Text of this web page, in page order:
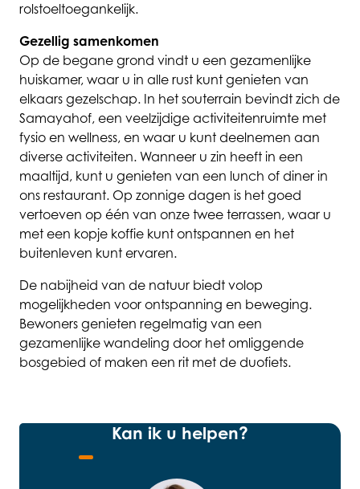
rolstoeltoegankelijk.
Gezellig samenkomen
Op de begane grond vindt u een gezamenlijke
huiskamer, waar u in alle rust kunt genieten van
elkaars gezelschap. In het souterrain bevindt zich de
Samayahof, een veelzijdige activiteitenruimte met
fysio en wellness, en waar u kunt deelnemen aan
diverse activiteiten. Wanneer u zin heeft in een
maaltijd, kunt u genieten van een lunch of diner in
ons restaurant. Op zonnige dagen is het goed
vertoeven op één van onze twee terrassen, waar u
met een kopje koffie kunt ontspannen en het
buitenleven kunt ervaren.
De nabijheid van de natuur biedt volop
mogelijkheden voor ontspanning en beweging.
Bewoners genieten regelmatig van een
gezamenlijke wandeling door het omliggende
bosgebied of maken een rit met de duofiets.
Kan ik u helpen?